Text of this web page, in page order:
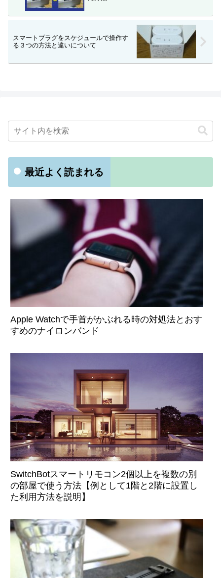
スマートプラグをスケジュールで操作す
る３つの方法と違いについて
最近よく読まれる
Apple Watchで手首がかぶれる時の対処法とおす
すめのナイロンバンド
SwitchBotスマートリモコン2個以上を複数の別
の部屋で使う方法【例として1階と2階に設置し
た利用方法を説明】